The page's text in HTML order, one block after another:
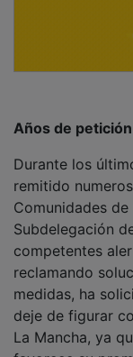
remitido
Comunidades
Subdelegación
competentes
reclamando
medidas, ha
deje de figurar
La Mancha, ya
favorece su